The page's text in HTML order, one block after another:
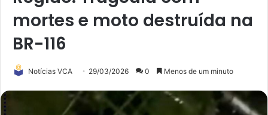
mortes e moto destruída na
BR-116
Notícias VCA 29/03/2026 0 Menos de um minuto